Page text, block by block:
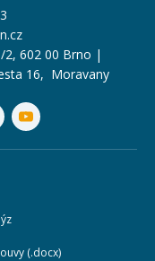
2, 602 00 Brno |
16, Moravany
(.docx)